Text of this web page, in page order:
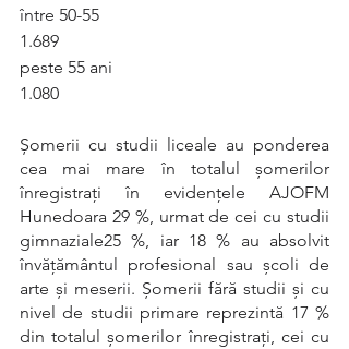
între 50-55
1.689
peste 55 ani
1.080
Șomerii cu studii liceale au ponderea
cea mai mare în totalul şomerilor
înregistraţi în evidenţele AJOFM
Hunedoara 29 %, urmat de cei cu studii
gimnaziale25 %, iar 18 % au absolvit
învățământul profesional sau școli de
arte și meserii. Șomerii fără studii și cu
nivel de studii primare reprezintă 17 %
din totalul șomerilor înregistrați, cei cu